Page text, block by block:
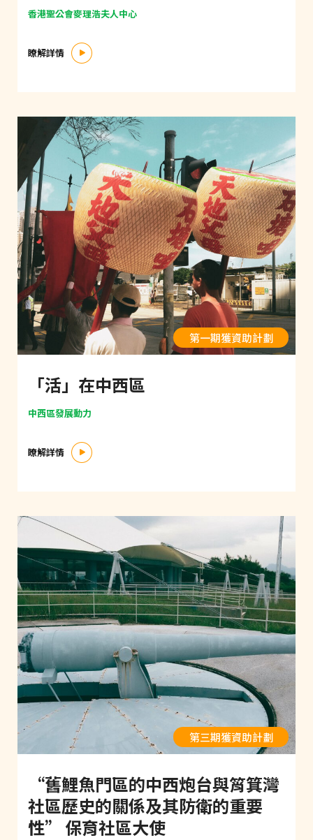
香港聖公會麥理浩夫人中心
瞭解詳情
第一期獲資助計劃
「活」在中西區
中西區發展動力
瞭解詳情
第三期獲資助計劃
“舊鯉魚門區的中西炮台與筲箕灣
社區歷史的關係及其防衛的重要
性” 保育社區大使